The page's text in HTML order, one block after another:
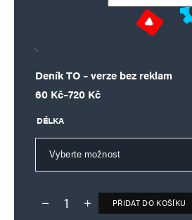
Deník TO – verze bez reklam
60 Kč–720 Kč
Rozpětí cen: 60 Kč až 720 Kč
DÉLKA
Deník TO – verze bez reklam množství
PŘIDAT DO KOŠÍKU